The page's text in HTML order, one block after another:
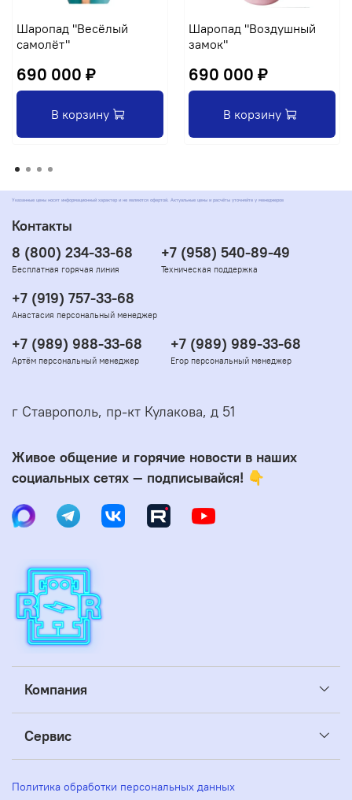
Шаропад "Весёлый
самолёт"
690 000 ₽
В корзину
Шаропад "Воздушный
замок"
690 000 ₽
В корзину
Указанные цены носят информационный характер и не являются офертой. Актуальные цены и расчёты уточняйте у менеджеров
Компания
Сервис
Контакты
8 (800) 234-33-68
Бесплатная горячая линия
+7 (958) 540-89-49
Техническая поддержка
+7 (919) 757-33-68
Анастасия персональный менеджер
+7 (989) 988-33-68
Артём персональный менеджер
+7 (989) 989-33-68
Егор персональный менеджер
г Ставрополь, пр-кт Кулакова, д 51
Живое общение и горячие новости в наших
социальных сетях — подписывайся! 👇
Политика обработки персональных данных